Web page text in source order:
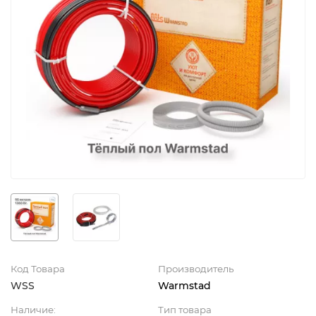
Код Товара
WSS
Производитель
Warmstad
Наличие: Тип товара